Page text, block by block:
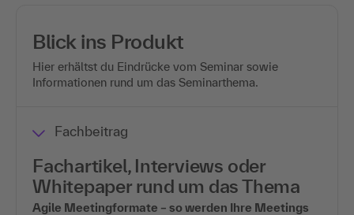
Blick ins Produkt
Hier erhältst du Eindrücke vom Seminar sowie
Informationen rund um das Seminarthema.
Fachbeitrag
Fachartikel, Interviews oder
Whitepaper rund um das Thema
Agile Meetingformate – so werden Ihre Meetings